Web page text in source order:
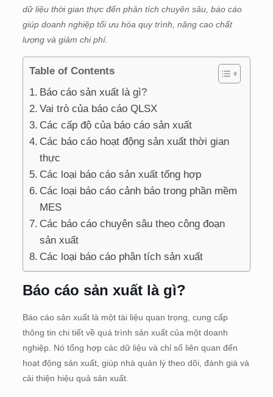
dữ liệu thời gian thực đến phân tích chuyên sâu, báo cáo
giúp doanh nghiệp tối ưu hóa quy trình, nâng cao chất
lượng và giảm chi phí.
Table of Contents
Báo cáo sản xuất là gì?
Vai trò của báo cáo QLSX
Các cấp độ của báo cáo sản xuất
Các báo cáo hoạt động sản xuất thời gian
thực
Các loại báo cáo sản xuất tổng hợp
Các loại báo cáo cảnh báo trong phần mềm
MES
Các báo cáo chuyên sâu theo công đoạn
sản xuất
Các loại báo cáo phân tích sản xuất
Báo cáo sản xuất là gì?
Báo cáo sản xuất là một tài liệu quan trọng, cung cấp
thông tin chi tiết về quá trình sản xuất của một doanh
nghiệp. Nó tổng hợp các dữ liệu và chỉ số liên quan đến
hoạt động sản xuất, giúp nhà quản lý theo dõi, đánh giá và
cải thiện hiệu quả sản xuất.